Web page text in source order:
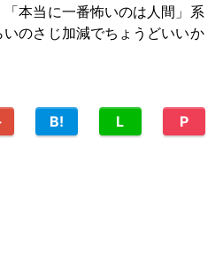
本当に一番怖いのは人間」系
のさじ加減でちょうどいいか
B! L P